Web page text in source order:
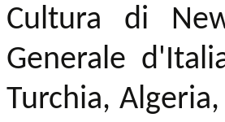
Cultura di
Generale
Turchia,